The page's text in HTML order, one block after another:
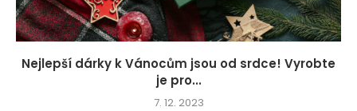
Nejlepší dárky k Vánocům jsou od srdce! Vyrobte
je pro...
7. 12. 2023